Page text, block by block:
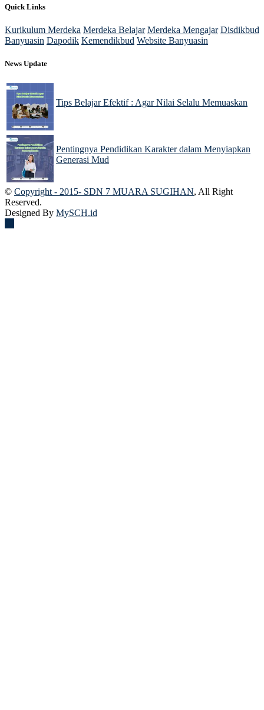
Quick Links
Kurikulum Merdeka Merdeka Belajar Merdeka Mengajar Disdikbud
Banyuasin Dapodik Kemendikbud Website Banyuasin
News Update
Tips Belajar Efektif : Agar Nilai Selalu Memuaskan
Pentingnya Pendidikan Karakter dalam Menyiapkan
Generasi Mud
© Copyright - 2015- SDN 7 MUARA SUGIHAN, All Right
Reserved.
Designed By MySCH.id